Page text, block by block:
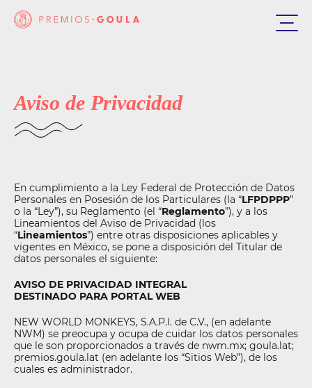
Aviso de Privacidad
En cumplimiento a la Ley Federal de Protección de Datos
Personales en Posesión de los Particulares (la “LFPDPPP”
o la “Ley”), su Reglamento (el “Reglamento”), y a los
Lineamientos del Aviso de Privacidad (los
“Lineamientos”) entre otras disposiciones aplicables y
vigentes en México, se pone a disposición del Titular de
datos personales el siguiente:
AVISO DE PRIVACIDAD INTEGRAL
DESTINADO PARA PORTAL WEB
NEW WORLD MONKEYS, S.A.P.I. de C.V., (en adelante
NWM) se preocupa y ocupa de cuidar los datos personales
que le son proporcionados a través de nwm.mx; goula.lat;
premios.goula.lat (en adelante los “Sitios Web”), de los
cuales es administrador.